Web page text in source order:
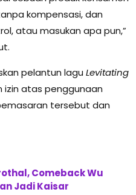
kompensasi, dan
atau masukan apa pun,”
pelantun lagu Levitating
izin atas penggunaan
tersebut dan
Comeback Wu
Jadi Kaisar